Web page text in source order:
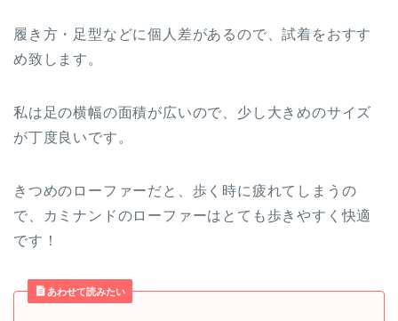
履き方・足型などに個人差があるので、試着をおすす
め致します。
私は足の横幅の面積が広いので、少し大きめのサイズ
が丁度良いです。
きつめのローファーだと、歩く時に疲れてしまうの
で、カミナンドのローファーはとても歩きやすく快適
です！
あわせて読みたい